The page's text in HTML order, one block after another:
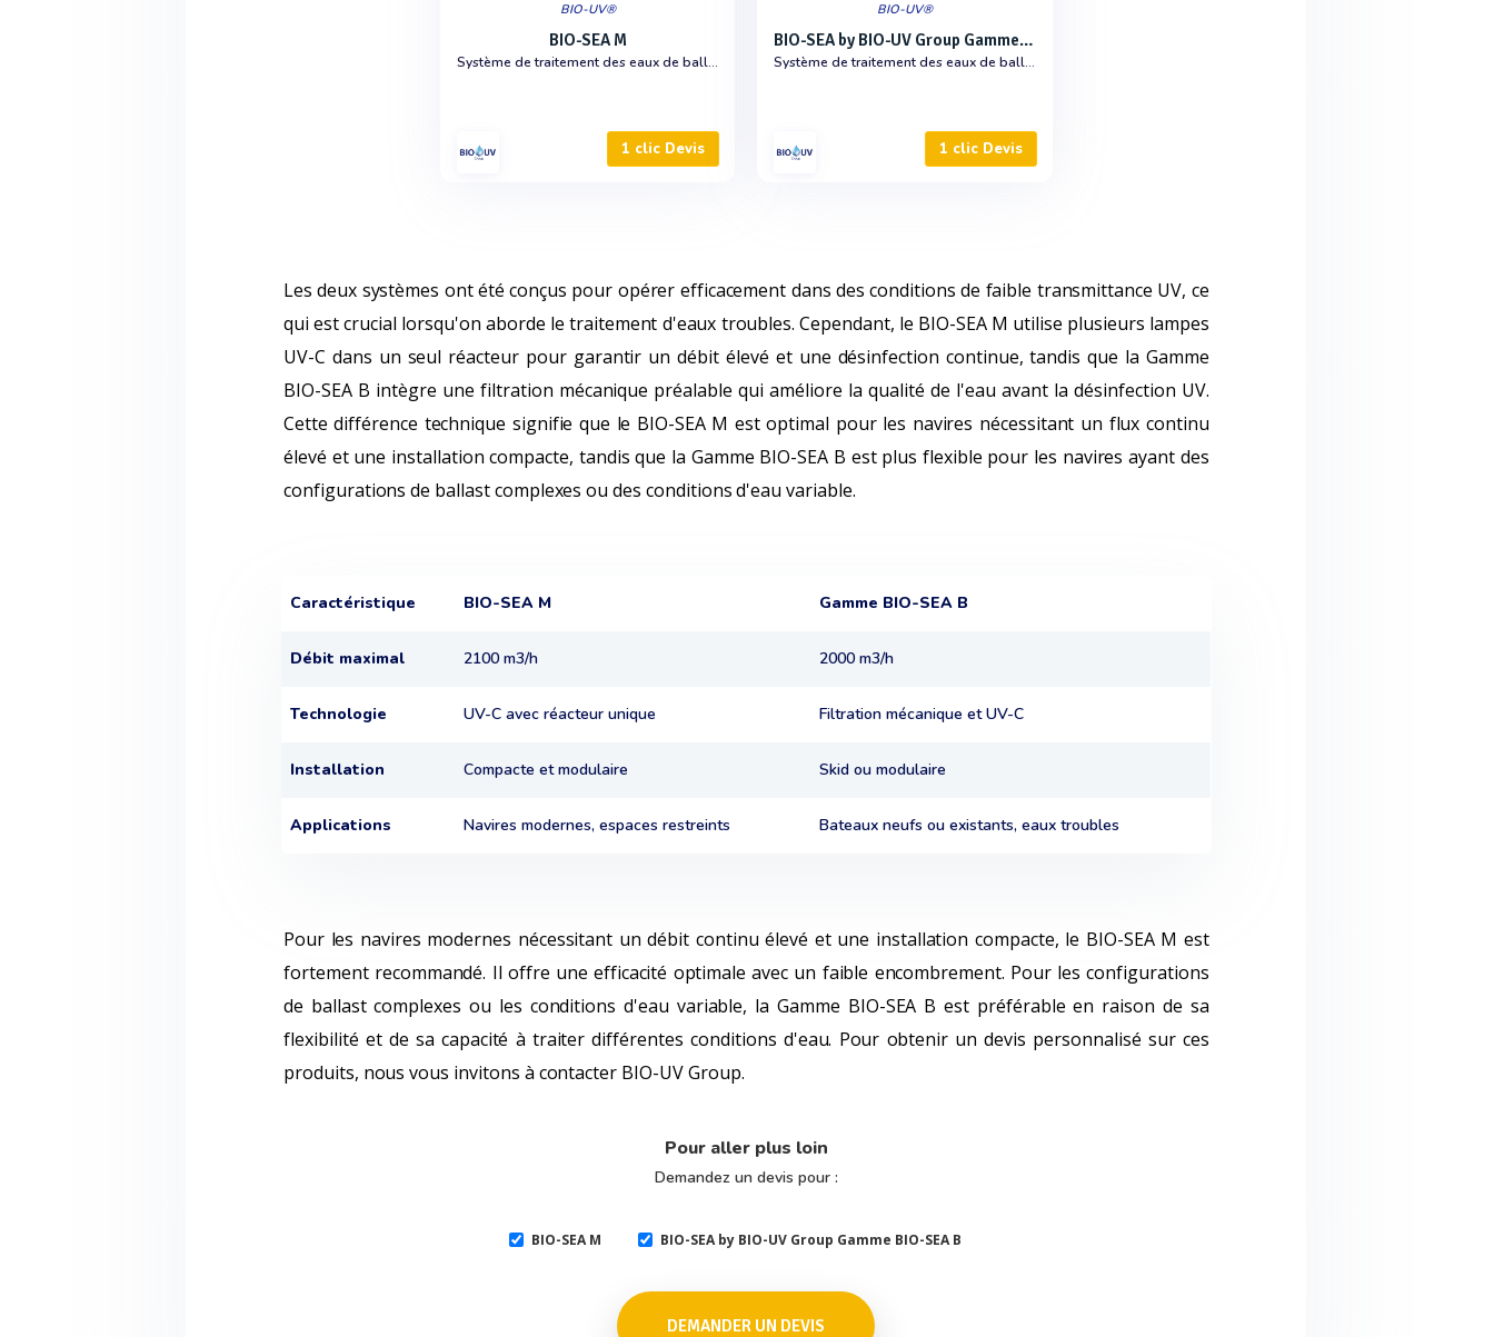
BIO-UV®
BIO-SEA M
Système de traitement des eaux de ballast
1 clic Devis
BIO-UV®
BIO-SEA by BIO-UV Group Gamme BIO-SEA B
Système de traitement des eaux de ballast des navires
1 clic Devis
Les deux systèmes ont été conçus pour opérer efficacement dans des conditions de faible transmittance UV, ce
qui est crucial lorsqu'on aborde le traitement d'eaux troubles. Cependant, le BIO-SEA M utilise plusieurs lampes
UV-C dans un seul réacteur pour garantir un débit élevé et une désinfection continue, tandis que la Gamme
BIO-SEA B intègre une filtration mécanique préalable qui améliore la qualité de l'eau avant la désinfection UV.
Cette différence technique signifie que le BIO-SEA M est optimal pour les navires nécessitant un flux continu
élevé et une installation compacte, tandis que la Gamme BIO-SEA B est plus flexible pour les navires ayant des
configurations de ballast complexes ou des conditions d'eau variable.
Caractéristique BIO-SEA M Gamme BIO-SEA B
Débit maximal 2100 m3/h 2000 m3/h
Technologie UV-C avec réacteur unique Filtration mécanique et UV-C
Installation Compacte et modulaire Skid ou modulaire
Applications Navires modernes, espaces restreints Bateaux neufs ou existants, eaux troubles
Pour les navires modernes nécessitant un débit continu élevé et une installation compacte, le BIO-SEA M est
fortement recommandé. Il offre une efficacité optimale avec un faible encombrement. Pour les configurations
de ballast complexes ou les conditions d'eau variable, la Gamme BIO-SEA B est préférable en raison de sa
flexibilité et de sa capacité à traiter différentes conditions d'eau. Pour obtenir un devis personnalisé sur ces
produits, nous vous invitons à contacter BIO-UV Group.
Pour aller plus loin
Demandez un devis pour :
BIO-SEA M BIO-SEA by BIO-UV Group Gamme BIO-SEA B
DEMANDER UN DEVIS